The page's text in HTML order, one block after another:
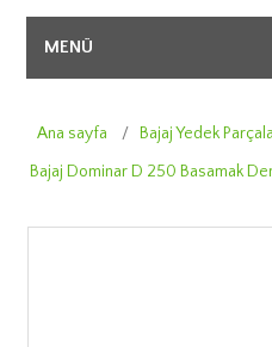
MENÜ
Ana sayfa / Bajaj Yedek
Bajaj Dominar D 250 Basamak